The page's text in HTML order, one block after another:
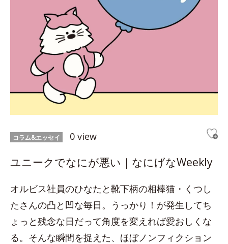
コラム&エッセイ 0 view
ユニークでなにが悪い｜なにげなWeekly
オルビス社員のひなたと靴下柄の相棒猫・くつし
たさんの凸と凹な毎日。うっかり！が発生してち
ょっと残念な日だって角度を変えれば愛おしくな
る。そんな瞬間を捉えた、ほぼノンフィクション